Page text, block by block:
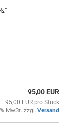
95,00 EUR
95,00 EUR pro Stück
MwSt. zzgl. Versand